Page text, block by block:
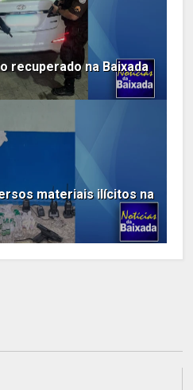
recuperado na Baixada
materiais ilícitos na